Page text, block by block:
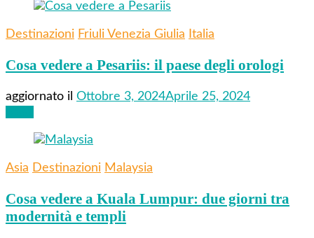
Destinazioni Friuli Venezia Giulia Italia
Cosa vedere a Pesariis: il paese degli orologi
aggiornato il Ottobre 3, 2024Aprile 25, 2024
Asia Destinazioni Malaysia
Cosa vedere a Kuala Lumpur: due giorni tra
modernità e templi